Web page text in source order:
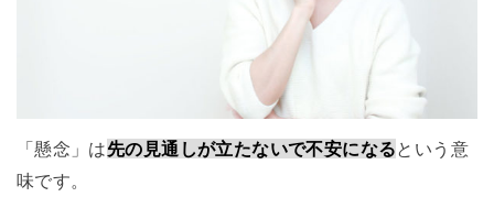
「懸念」は先の見通しが立たないで不安になるという意
味です。